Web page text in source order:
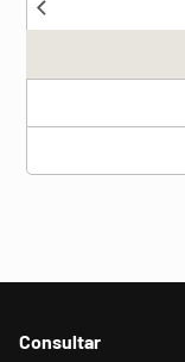
Consultar